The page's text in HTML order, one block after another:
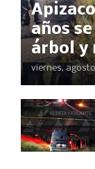
años
árbol y
viernes,